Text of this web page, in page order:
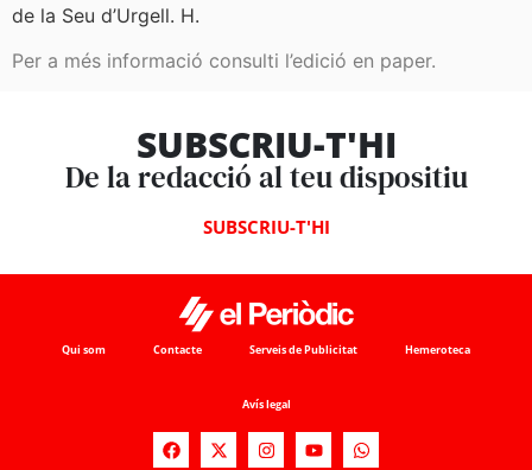
de la Seu d’Urgell. H.
Per a més informació consulti l’edició en paper.
SUBSCRIU-T'HI
De la redacció al teu dispositiu
SUBSCRIU-T'HI
Qui som Contacte Serveis de Publicitat Hemeroteca
Avís legal